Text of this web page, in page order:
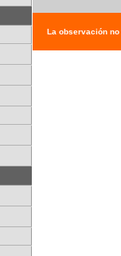
La observación